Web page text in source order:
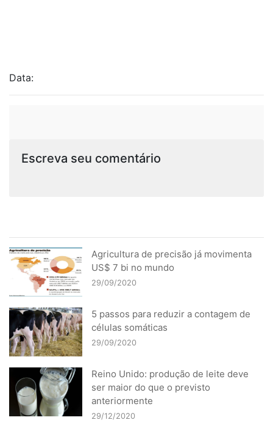
Data:
Escreva seu comentário
Agricultura de precisão já movimenta
US$ 7 bi no mundo
29/09/2020
5 passos para reduzir a contagem de
células somáticas
29/09/2020
Reino Unido: produção de leite deve
ser maior do que o previsto
anteriormente
29/12/2020